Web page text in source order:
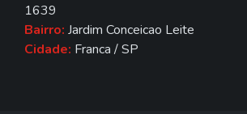
1639
Bairro: Jardim Conceicao Leite
Cidade: Franca / SP